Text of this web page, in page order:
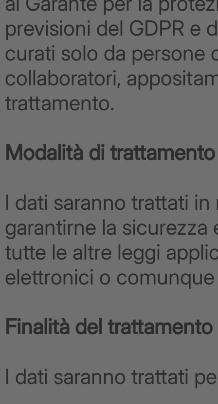
previsioni del GDPR e
curati solo da persone
collaboratori,
trattamento.
Modalità di trattamento
I dati saranno trattati
garantirne la sicurezza
tutte le altre leggi
elettronici o
Finalità del trattamento
I dati saranno trattati